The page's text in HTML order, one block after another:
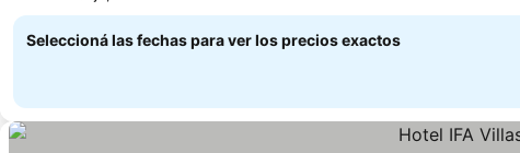
restaurantes temáticos
Seleccioná las fechas para ver los precios exactos